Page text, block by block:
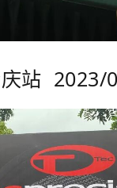
庆站 2023/